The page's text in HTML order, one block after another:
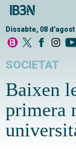
Dissabte, 08
SOCIETAT
Baixen
primera